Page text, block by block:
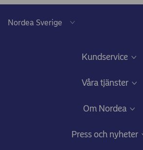
Kundservice
Kundservice, chatt och frågor & svar
Därför ställer vi frågor
Våra tjänster
Om Nordea
Press och nyheter